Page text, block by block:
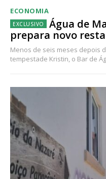
ECONOMIA
Água de
prepara novo
Menos de seis meses depois
tempestade Kristin, o Bar de